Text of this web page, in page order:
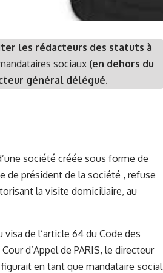
les rédacteurs des statuts à
sociaux (en dehors du
général délégué.
société créée sous forme de
de président de la société , refuse
la visite domiciliaire, au
visa de l’article 64 du Code des
d’Appel de PARIS, le directeur
en tant que mandataire social